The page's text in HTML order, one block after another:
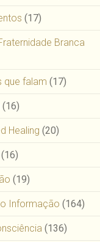
(17)
Branca
que falam (17)
(16)
Healing (20)
(16)
(19)
Informação (164)
(136)